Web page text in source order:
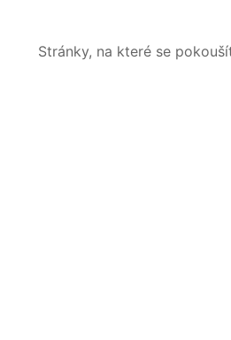
Stránky, na které se